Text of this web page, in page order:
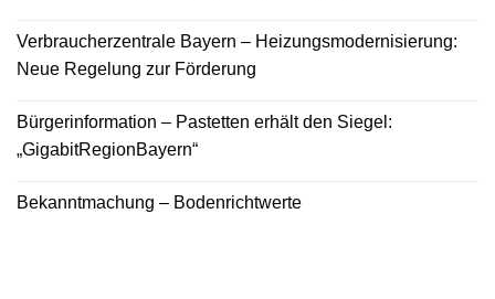
Verbraucherzentrale Bayern – Heizungsmodernisierung:
Neue Regelung zur Förderung
Bürgerinformation – Pastetten erhält den Siegel:
„GigabitRegionBayern“
Bekanntmachung – Bodenrichtwerte